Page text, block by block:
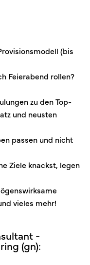
(bis
Feierabend rollen?
zu den Top-
und neusten
passen und nicht
Ziele knackst, legen
vieles mehr!
-
(gn):